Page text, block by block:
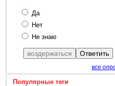
Да
Нет
Не знаю
все
Популярные теги